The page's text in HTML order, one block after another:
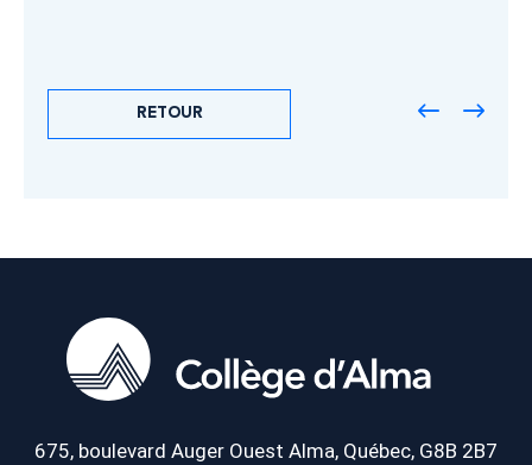
RETOUR
675, boulevard Auger Ouest Alma, Québec, G8B 2B7